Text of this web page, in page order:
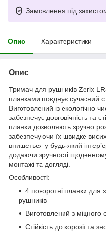
Замовлення під
Опис Характеристики
Опис
Тримач для рушників Zerix
планками поєднує сучасний
Виготовлений із екологічно
забезпечує довговічність та
планки дозволяють зручно
забезпечуючи їх швидке
впишеться у будь-який
додаючи зручності
монтажі та догляді.
Особливості:
4 поворотні планки для
рушників
Виготовлений з міцного
Стійкість до корозії та